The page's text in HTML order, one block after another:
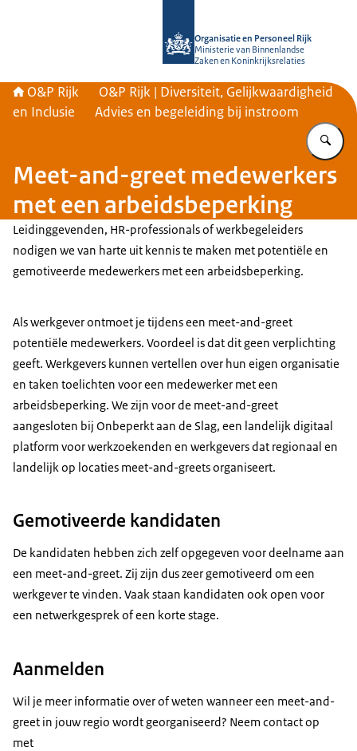
Organisatie en Personeel Rijk
Ministerie van Binnenlandse
Zaken en Koninkrijksrelaties
O&P Rijk
O&P Rijk | Diversiteit, Gelijkwaardigheid
en Inclusie
Advies en begeleiding bij instroom
Meet-and-greet medewerkers
met een arbeidsbeperking
Leidinggevenden, HR-professionals of werkbegeleiders
nodigen we van harte uit kennis te maken met potentiële en
gemotiveerde medewerkers met een arbeidsbeperking.
Als werkgever ontmoet je tijdens een meet-and-greet
potentiële medewerkers. Voordeel is dat dit geen verplichting
geeft. Werkgevers kunnen vertellen over hun eigen organisatie
en taken toelichten voor een medewerker met een
arbeidsbeperking. We zijn voor de meet-and-greet
aangesloten bij Onbeperkt aan de Slag, een landelijk digitaal
platform voor werkzoekenden en werkgevers dat regionaal en
landelijk op locaties meet-and-greets organiseert.
Gemotiveerde kandidaten
De kandidaten hebben zich zelf opgegeven voor deelname aan
een meet-and-greet. Zij zijn dus zeer gemotiveerd om een
werkgever te vinden. Vaak staan kandidaten ook open voor
een netwerkgesprek of een korte stage.
Aanmelden
Wil je meer informatie over of weten wanneer een meet-and-
greet in jouw regio wordt georganiseerd? Neem contact op
met